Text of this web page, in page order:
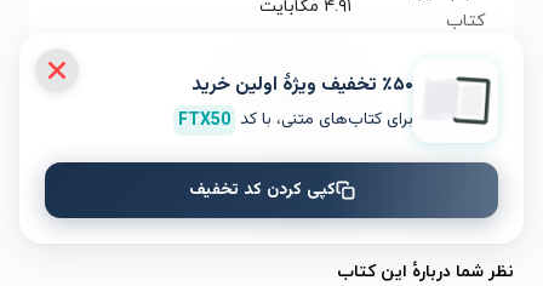
کتاب
۴.۹۱ مگابایت
شابک ۹۷۸۹۶۴۳۰۷۹۸۱۹
تعداد صفحه‌ها
نظر شما دربارهٔ این کتاب
٪۵۰ تخفیف ویژۀ اولین خرید
برای کتاب‌های متنی، با کد FTX50
کپی کردن کد تخفیف